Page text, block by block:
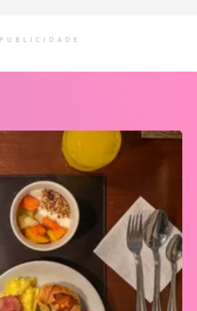
PUBLICIDADE